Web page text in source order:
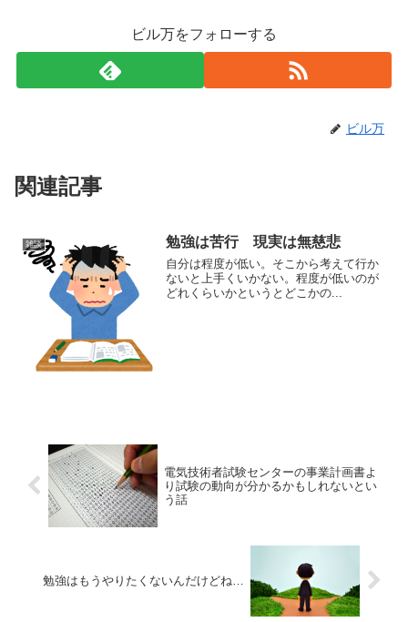
ビル万をフォローする
ビル万
関連記事
雑談 勉強は苦行 現実は無慈悲
自分は程度が低い。そこから考えて行か
ないと上手くいかない。程度が低いのが
どれくらいかというとどこかの...
電気技術者試験センターの事業計画書よ
り試験の動向が分かるかもしれないとい
う話
勉強はもうやりたくないんだけどね…